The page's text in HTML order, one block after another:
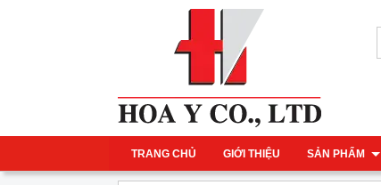
TRANG CHỦ GIỚI THIỆU SẢN PHẨM